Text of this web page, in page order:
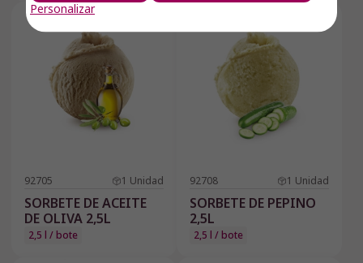
Personalizar
92705 1 Unidad
SORBETE DE ACEITE
DE OLIVA 2,5L
2,5 l / bote
92708 1 Unidad
SORBETE DE PEPINO
2,5L
2,5 l / bote